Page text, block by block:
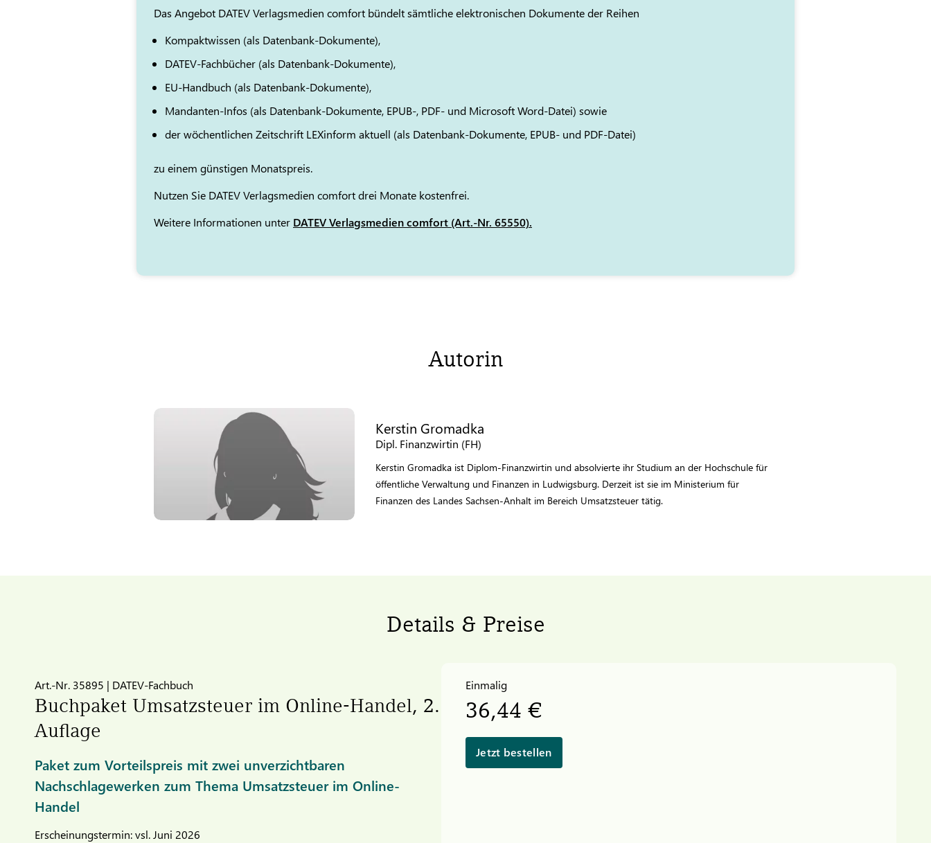
Das Angebot DATEV Verlagsmedien comfort bündelt sämtliche elektronischen Dokumente der Reihen
Kompaktwissen (als Datenbank-Dokumente),
DATEV-Fachbücher (als Datenbank-Dokumente),
EU-Handbuch (als Datenbank-Dokumente),
Mandanten-Infos (als Datenbank-Dokumente, EPUB-, PDF- und Microsoft Word-Datei) sowie
der wöchentlichen Zeitschrift LEXinform aktuell (als Datenbank-Dokumente, EPUB- und PDF-Datei)
zu einem günstigen Monatspreis.
Nutzen Sie DATEV Verlagsmedien comfort drei Monate kostenfrei.
Weitere Informationen unter DATEV Verlagsmedien comfort (Art.-Nr. 65550).
Autorin
Kerstin Gromadka
Dipl. Finanzwirtin (FH)
Kerstin Gromadka ist Diplom-Finanzwirtin und absolvierte ihr Studium an der Hochschule für
öffentliche Verwaltung und Finanzen in Ludwigsburg. Derzeit ist sie im Ministerium für
Finanzen des Landes Sachsen-Anhalt im Bereich Umsatzsteuer tätig.
Details & Preise
Art.-Nr. 35895 | DATEV-Fachbuch
Buchpaket Umsatzsteuer im Online-Handel, 2.
Auflage
Paket zum Vorteilspreis mit zwei unverzichtbaren
Nachschlagewerken zum Thema Umsatzsteuer im Online-
Handel
Erscheinungstermin: vsl. Juni 2026
Einmalig
36,44 €
Jetzt bestellen